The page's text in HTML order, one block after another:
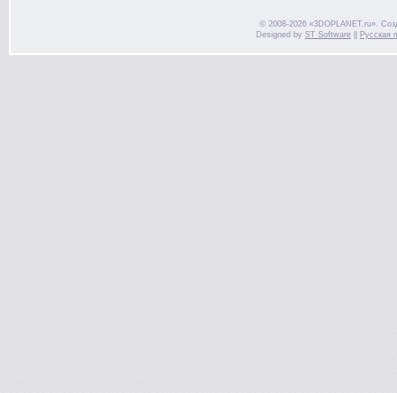
© 2008-2026 «3DOPLANET.ru».
Designed by ST Software Русская